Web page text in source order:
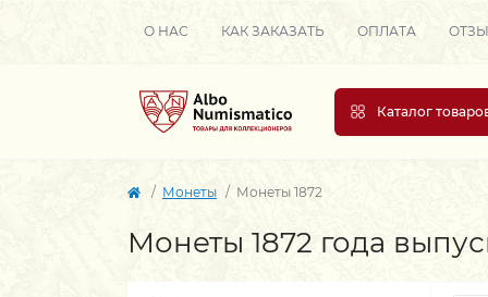
О НАС КАК ЗАКАЗАТЬ ОПЛАТА
Каталог
Монеты Монеты 1872
Монеты 1872 года